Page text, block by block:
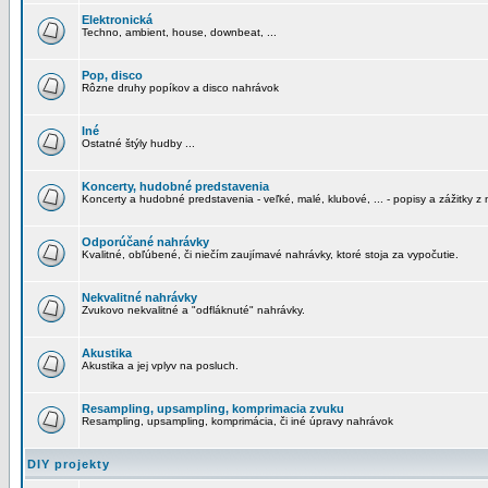
Elektronická
Techno, ambient, house, downbeat, ...
Pop, disco
Rôzne druhy popíkov a disco nahrávok
Iné
Ostatné štýly hudby ...
Koncerty, hudobné predstavenia
Koncerty a hudobné predstavenia - veľké, malé, klubové, ... - popisy a zážitky z
Odporúčané nahrávky
Kvalitné, obľúbené, či niečím zaujímavé nahrávky, ktoré stoja za vypočutie.
Nekvalitné nahrávky
Zvukovo nekvalitné a "odfláknuté" nahrávky.
Akustika
Akustika a jej vplyv na posluch.
Resampling, upsampling, komprimacia zvuku
Resampling, upsampling, komprimácia, či iné úpravy nahrávok
DIY projekty